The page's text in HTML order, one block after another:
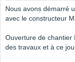
Nous avons démarré
avec le constructeur
Ouverture de chantier
des travaux et à ce